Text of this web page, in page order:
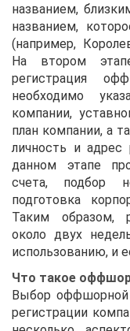
названием,
названием,
(например,
На втором
регистрация
необходимо
компании,
план компании, а
личность и адрес
данном этапе
счета, подбор
подготовка
Таким образом,
около двух
использованию, и
Что такое
Выбор
регистрации